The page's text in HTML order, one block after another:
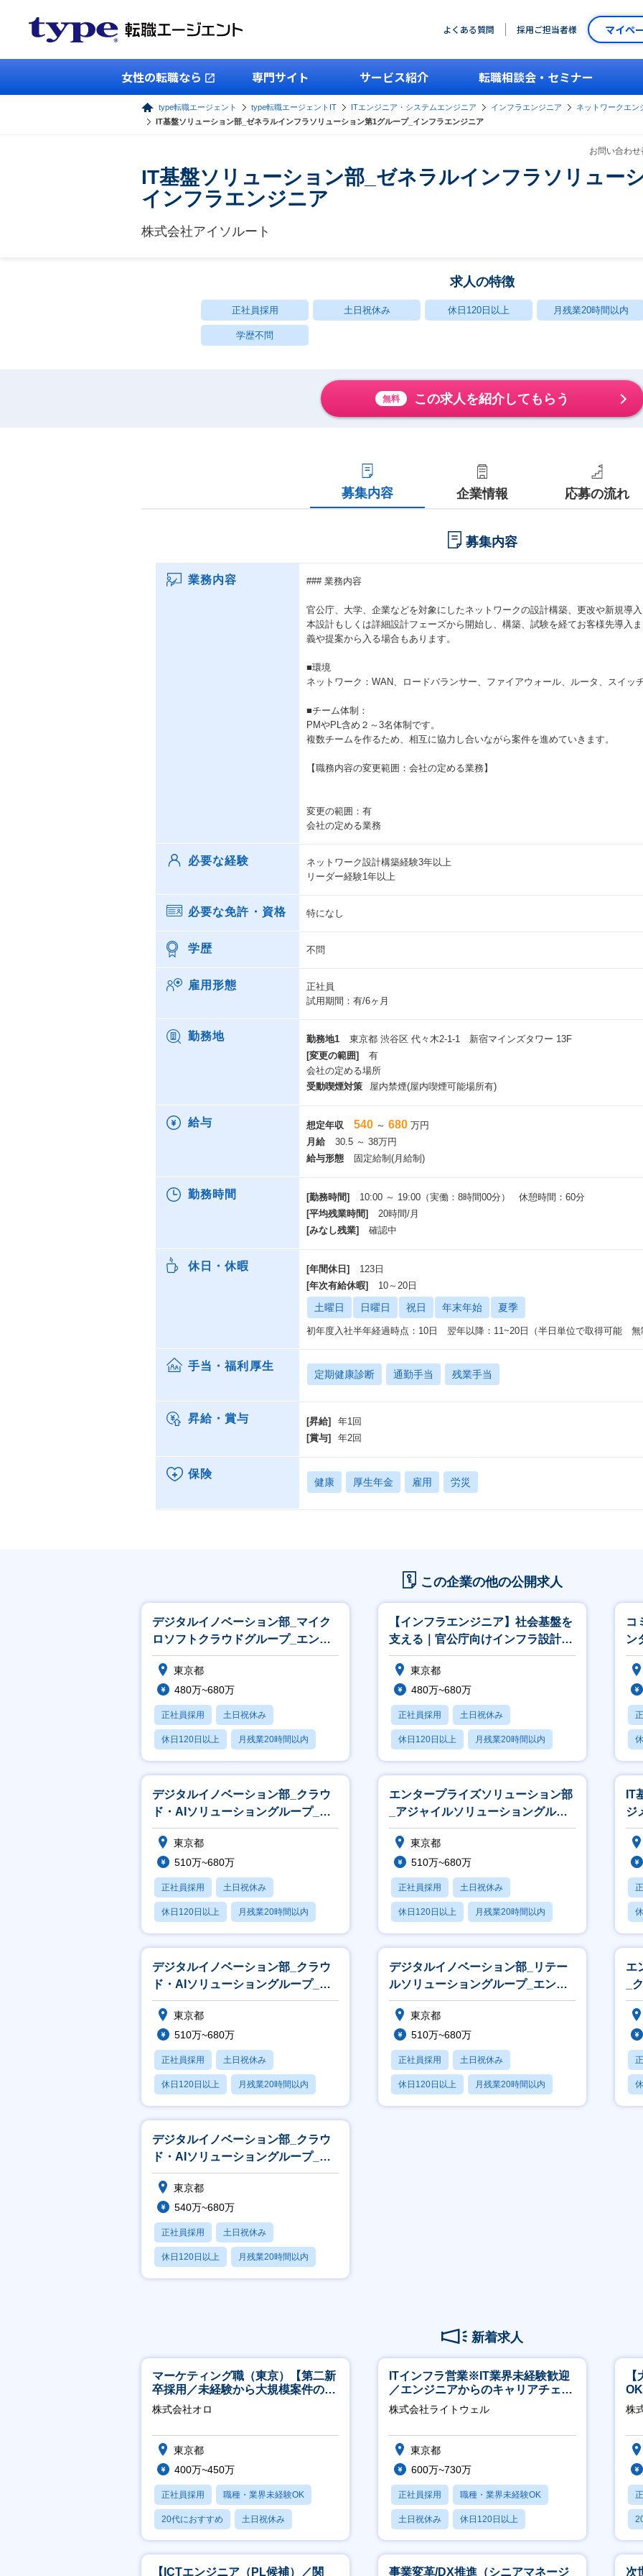
よくある質問 採用ご担当者様 マイペ
女性の転職なら 専門サイト サービス紹介 転職相談会・セミナー
type転職エージェント type転職エージェントIT ITエンジニア・システムエンジニア インフラエンジニア
ネットワークエン
IT基盤ソリューション部_ゼネラルインフラソリューション第1グループ_インフラエンジニア
お問い合わ
IT基盤ソリューション部_ゼネラルインフラソリュー
インフラエンジニア
株式会社アイソルート
求人の特徴
正社員採用 土日祝休み 休日120日以上 月残業20時間以内
学歴不問
無料 この求人を紹介してもらう
募集内容 企業情報 応募の流れ
募集内容
業務内容 ### 業務内容
官公庁、大学、企業などを対象にしたネットワークの設計構築、更改や新規導
本設計もしくは詳細設計フェーズから開始し、構築、試験を経てお客様先導入
義や提案から入る場合もあります。
■環境
ネットワーク：WAN、ロードバランサー、ファイアウォール、ルータ、スイッ
■チーム体制：
PMやPL含め２～3名体制です。
複数チームを作るため、相互に協力し合いながら案件を進めていきます。
【職務内容の変更範囲：会社の定める業務】
変更の範囲：有
会社の定める業務
必要な経験
ネットワーク設計構築経験3年以上
リーダー経験1年以上
必要な免許・資格 特になし
学歴 不問
雇用形態
正社員
試用期間：有/6ヶ月
勤務地 勤務地1
東京都 渋谷区 代々木2-1-1 新宿マインズタワー 13F
[変更の範囲]
有
会社の定める場所
受動喫煙対策
屋内禁煙(屋内喫煙可能場所有)
給与 想定年収 540 ～ 680 万円
月給
30.5 ～ 38万円
給与形態
固定給制(月給制)
勤務時間 [勤務時間]
10:00 ～ 19:00（実働：8時間00分） 休憩時間：60分
[平均残業時間]
20時間/月
[みなし残業]
確認中
休日・休暇 [年間休日]
123日
[年次有給休暇]
10～20日
土曜日 日曜日 祝日 年末年始 夏季
初年度入社半年経過時点：10日 翌年以降：11~20日（半日単位で取得可能 無
手当・福利厚生
定期健康診断 通勤手当 残業手当
昇給・賞与 [昇給]
年1回
[賞与]
年2回
保険
健康 厚生年金 雇用 労災
この企業の他の公開求人
デジタルイノベーション部_マイク
ロソフトクラウドグループ_エンジ
ニア
東京都
480万~680万
正社員採用 土日祝休み
休日120日以上 月残業20時間以内
賞与あり
【インフラエンジニア】社会基盤を
支える｜官公庁向けインフラ設計～
運用｜上流工程から携わりリーダー
へ
東京都
480万~680万
正社員採用 土日祝休み
休日120日以上 月残業20時間以内
賞与あり
コ
ン
ル
デジタルイノベーション部_クラウ
ド・AIソリューショングループ_エ
ンジニア
東京都
510万~680万
正社員採用 土日祝休み
休日120日以上 月残業20時間以内
賞与あり
エンタープライズソリューション部
_アジャイルソリューショングルー
プ_エンジニア
東京都
510万~680万
正社員採用 土日祝休み
休日120日以上 月残業20時間以内
賞与あり
IT
ジ
イ
デジタルイノベーション部_クラウ
ド・AIソリューショングループ_エ
ンジニア
東京都
510万~680万
正社員採用 土日祝休み
休日120日以上 月残業20時間以内
賞与あり
デジタルイノベーション部_リテー
ルソリューショングループ_エンジ
ニア
東京都
510万~680万
正社員採用 土日祝休み
休日120日以上 月残業20時間以内
賞与あり
エ
_
プ
デジタルイノベーション部_クラウ
ド・AIソリューショングループ_エ
ンジニア
東京都
540万~680万
正社員採用 土日祝休み
休日120日以上 月残業20時間以内
賞与あり
新着求人
マーケティング職（東京）【第二新
卒採用／未経験から大規模案件のマ
ーケティングが経験できる／研修充
実】
株式会社オロ
東京都
400万~450万
正社員採用 職種・業界未経験OK
20代におすすめ 土日祝休み
休日120日以上
ITインフラ営業※IT業界未経験歓迎
／エンジニアからのキャリアチェン
ジ可※【週3～4日リモート可能】
株式会社ライトウェル
東京都
600万~730万
正社員採用 職種・業界未経験OK
土日祝休み 休日120日以上
月残業20時間以内
万
株
【ICTエンジニア（PL候補）／関 事業変革/DX推進（シニアマネージ 次